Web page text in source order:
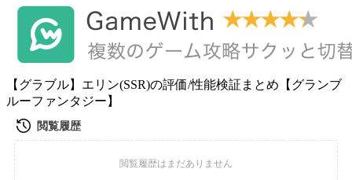
【グラブル】エリン(SSR)の評価/性能検証まとめ【グランブ
ルーファンタジー】